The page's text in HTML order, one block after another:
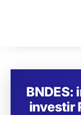
investir